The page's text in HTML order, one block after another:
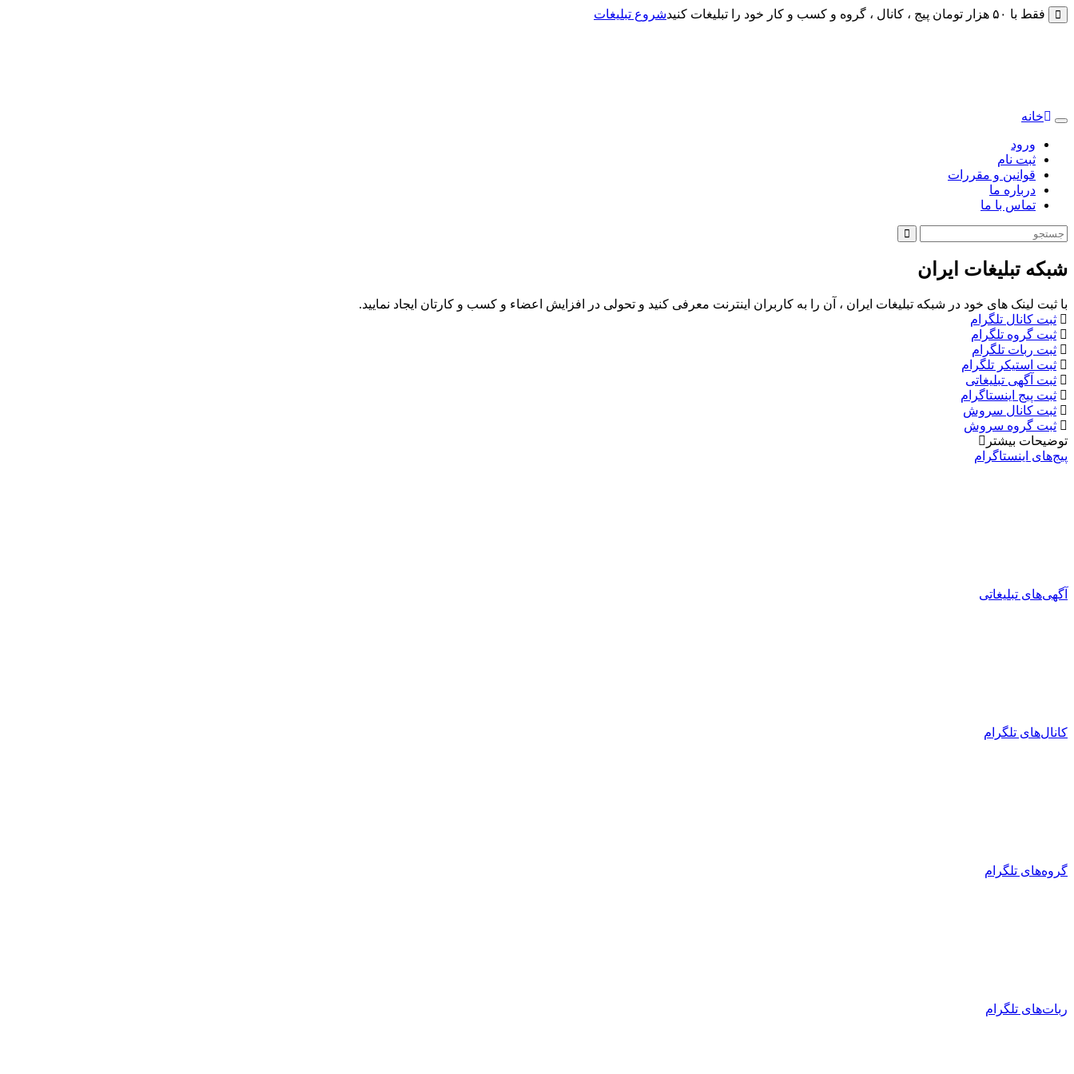
فقط با ۵۰ هزار تومان پیج ، کانال ، گروه و کسب و کار خود را تبلیغات کنید شروع تبلیغات
Toggle
خانه
ورود
ثبت نام
قوانین و مقررات
درباره ما
تماس با ما
شبکه تبلیغات ایران
با ثبت لینک های خود در شبکه تبلیغات ایران ، آن را به کاربران اینترنت معرفی کنید و تحولی در افزایش اعضاء و کسب و کارتان ایجاد نمایید.
ثبت کانال تلگرام
ثبت گروه تلگرام
ثبت ربات تلگرام
ثبت استیکر تلگرام
ثبت آگهی تبلیغاتی
ثبت پیج اینستاگرام
ثبت کانال سروش
ثبت گروه سروش
توضیحات بیشتر
پیج‌های اینستاگرام
آگهی‌های تبلیغاتی
کانال‌های تلگرام
گروه‌های تلگرام
ربات‌های تلگرام